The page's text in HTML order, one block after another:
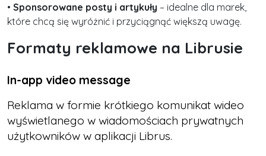
• Sponsorowane posty i artykuły – idealne dla marek,
które chcą się wyróżnić i przyciągnąć większą uwagę.
Formaty reklamowe na Librusie
In-app video message
Reklama w formie krótkiego komunikat wideo
wyświetlanego w wiadomościach prywatnych
użytkowników w aplikacji Librus.